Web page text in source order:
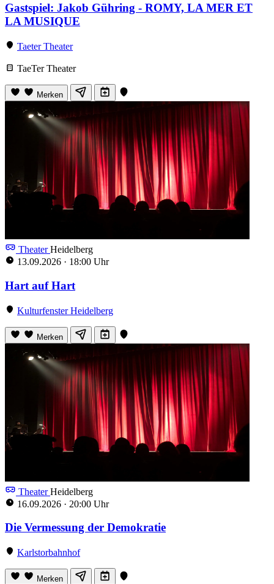
Gastspiel: Jakob Gühring - ROMY, LA MER ET
LA MUSIQUE
Taeter Theater
TaeTer Theater
Merken
TheaterHeidelberg
13.09.2026 · 18:00 Uhr
Hart auf Hart
Kulturfenster Heidelberg
Merken
TheaterHeidelberg
16.09.2026 · 20:00 Uhr
Die Vermessung der Demokratie
Karlstorbahnhof
Merken